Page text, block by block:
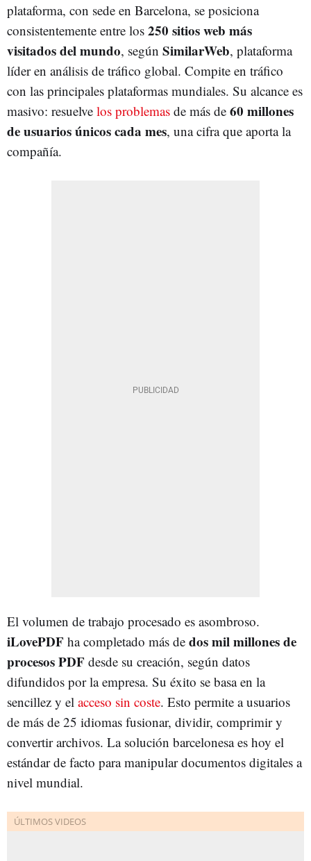
plataforma, con sede en Barcelona, se posiciona
consistentemente entre los 250 sitios web más
visitados del mundo, según SimilarWeb, plataforma
líder en análisis de tráfico global. Compite en tráfico
con las principales plataformas mundiales. Su alcance es
masivo: resuelve los problemas de más de 60 millones
de usuarios únicos cada mes, una cifra que aporta la
compañía.
El volumen de trabajo procesado es asombroso.
iLovePDF ha completado más de dos mil millones de
procesos PDF desde su creación, según datos
difundidos por la empresa. Su éxito se basa en la
sencillez y el acceso sin coste. Esto permite a usuarios
de más de 25 idiomas fusionar, dividir, comprimir y
convertir archivos. La solución barcelonesa es hoy el
estándar de facto para manipular documentos digitales a
nivel mundial.